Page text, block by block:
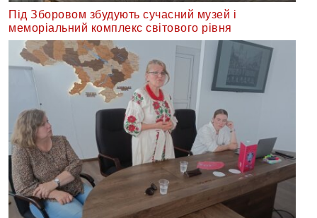
Під Зборовом збудують сучасний музей і
меморіальний комплекс світового рівня